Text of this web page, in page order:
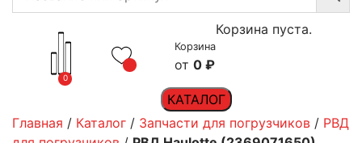
0
Корзина
0 ₽
Корзина пуста.
КАТАЛОГ
Главная / Каталог / Запчасти для погрузчиков / РВД